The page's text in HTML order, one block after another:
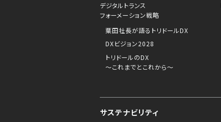
デジタルトランス
フォーメーション戦略
粟田社長が語るトリドールDX
DXビジョン2028
トリドールのDX
～これまでとこれから～
サステナビリティ